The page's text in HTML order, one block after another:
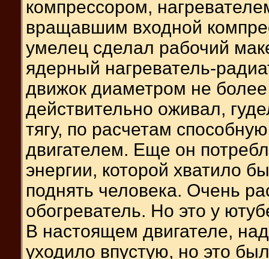
компрессором,
вращавшим входной
умелец сделал рабочий
ядерный нагреватель-
движок диаметром не
действительно оживал,
тягу, по расчетам
двигателем. Еще он
энергии, которой хватило
поднять человека. Очень
обогреватель. Но это у
В настоящем двигателе,
уходило впустую, но это